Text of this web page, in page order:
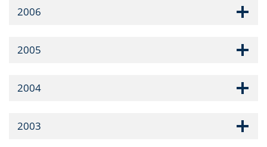
2006
2005
2004
2003